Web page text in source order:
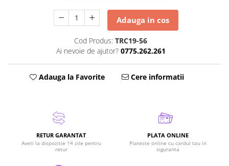
Adauga in cos
Cod Produs: TRC19-56
Ai nevoie de ajutor? 0775.262.261
Adauga la Favorite Cere informatii
RETUR GARANTAT
Aveti la dispozitie 14 zile pentru
retur
PLATA ONLINE
Plateste online cu cardul tau in
siguranta